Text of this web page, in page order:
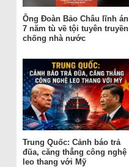
Ông Đoàn Bảo Châu lĩnh án
7 năm tù về tội tuyên truyền
chống nhà nước
Trung Quốc: Cảnh báo trả
đũa, căng thẳng công nghệ
leo thang với Mỹ